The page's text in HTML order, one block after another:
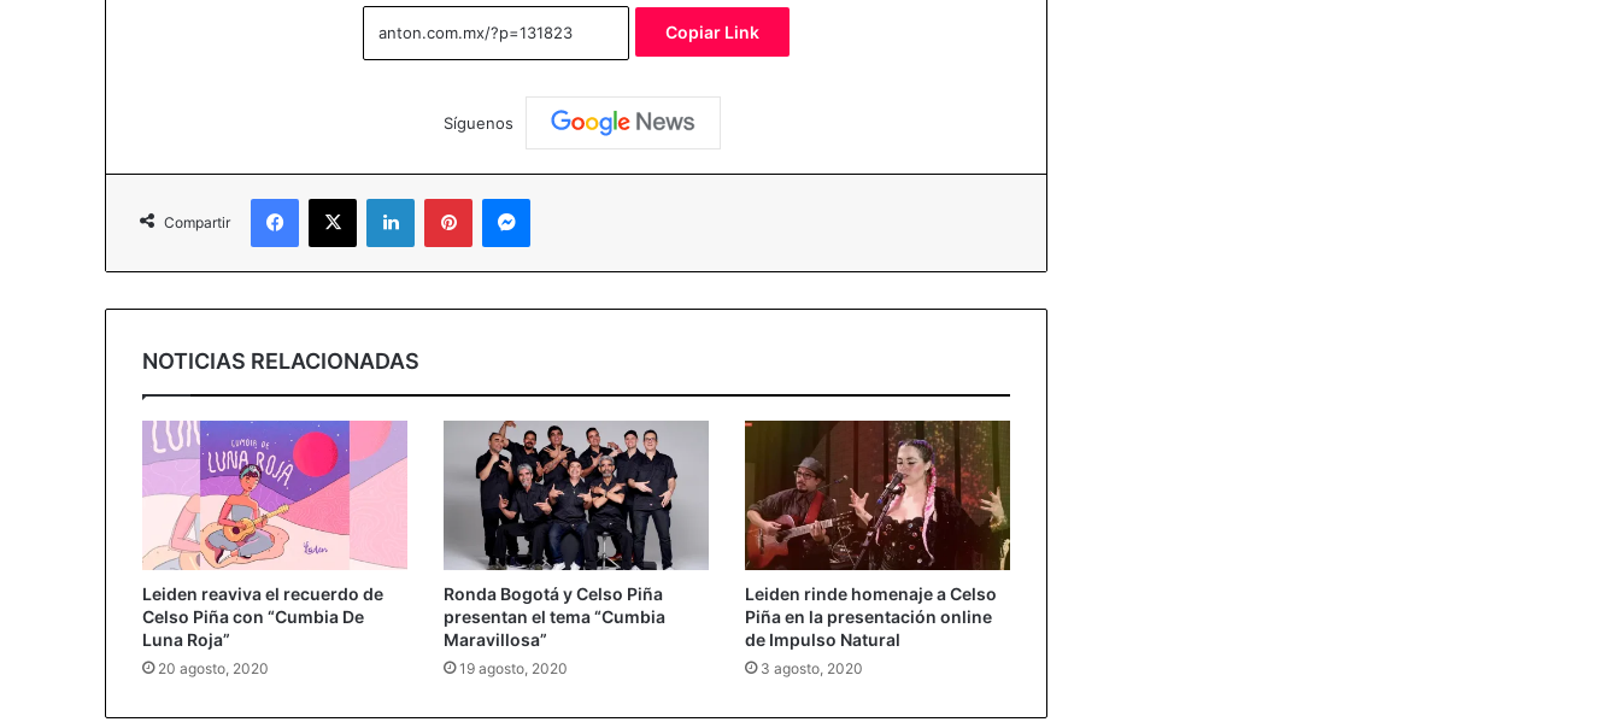
Copiar Link
Síguenos
Compartir
NOTICIAS RELACIONADAS
Leiden reaviva el recuerdo de
Celso Piña con “Cumbia De
Luna Roja”
20 agosto, 2020
Ronda Bogotá y Celso Piña
presentan el tema “Cumbia
Maravillosa”
19 agosto, 2020
Leiden rinde homenaje a Celso
Piña en la presentación online
de Impulso Natural
3 agosto, 2020